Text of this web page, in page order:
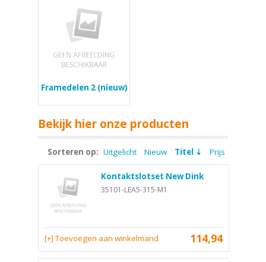
Framedelen 2 (nieuw)
Bekijk hier onze producten
Sorteren op: Uitgelicht Nieuw Titel Prijs
Kontaktslotset New Dink
35101-LEA5-315-M1
114,94
[+] Toevoegen aan winkelmand